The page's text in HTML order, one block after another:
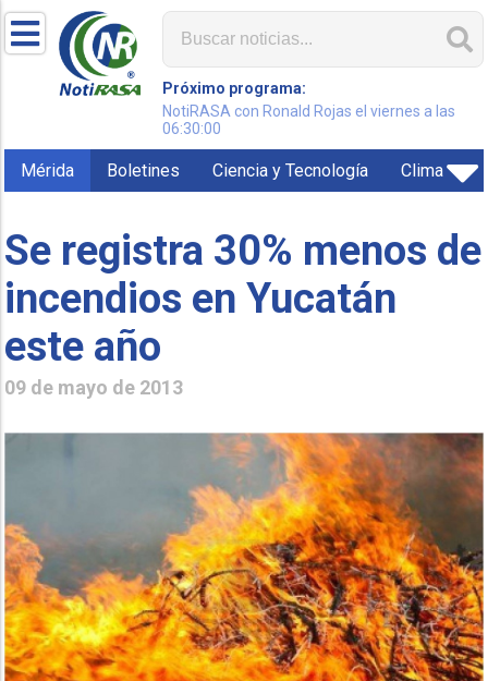
Próximo programa:
NotiRASA con Ronald Rojas el viernes a las
06:30:00
Mérida Boletines Ciencia y Tecnología Clima
Se registra 30% menos de
incendios en Yucatán
este año
09 de mayo de 2013